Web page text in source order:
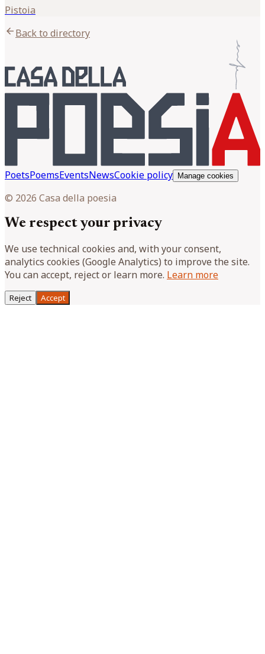
Pistoia
arrow_backBack to directory
PoetsPoemsEventsNewsCookie policy Manage cookies
© 2026 Casa della poesia
We respect your privacy
We use technical cookies and, with your consent,
analytics cookies (Google Analytics) to improve the site.
You can accept, reject or learn more. Learn more
Reject Accept